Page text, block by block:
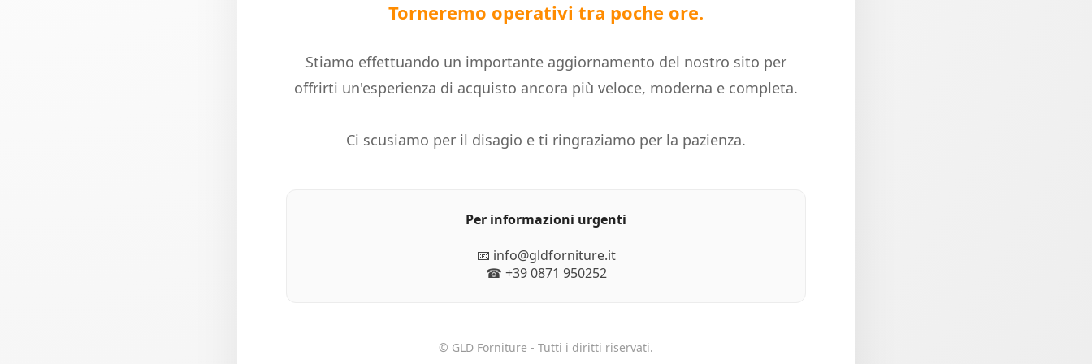
Torneremo operativi tra poche ore.
Stiamo effettuando un importante aggiornamento del nostro sito per
offrirti un'esperienza di acquisto ancora più veloce, moderna e completa.
Ci scusiamo per il disagio e ti ringraziamo per la pazienza.
Per informazioni urgenti
📧 info@gldforniture.it
☎ +39 0871 950252
© GLD Forniture - Tutti i diritti riservati.